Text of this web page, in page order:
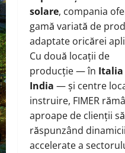
solare, compania
gamă variată de
adaptate oricărei
Cu două locații de
producție — în Italia
India — și centre
instruire, FIMER
aproape de clienții
răspunzând dinamicii
accelerate a